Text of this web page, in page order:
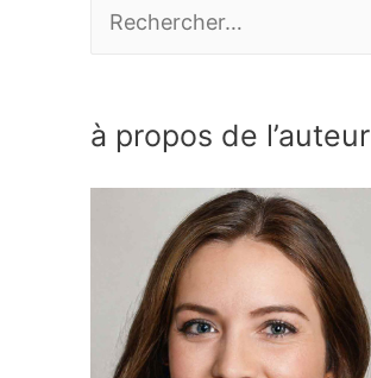
h
à propos de l’auteur